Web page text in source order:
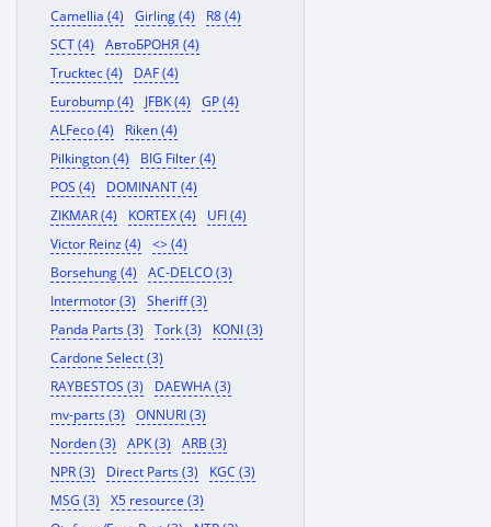
Camellia (4)
Girling (4)
R8 (4)
SCT (4)
АвтоБРОНЯ (4)
Trucktec (4)
DAF (4)
Eurobump (4)
JFBK (4)
GP (4)
ALFeco (4)
Riken (4)
Pilkington (4)
BIG Filter (4)
POS (4)
DOMINANT (4)
ZIKMAR (4)
KORTEX (4)
UFI (4)
Victor Reinz (4)
<> (4)
Borsehung (4)
AC-DELCO (3)
Intermotor (3)
Sheriff (3)
Panda Parts (3)
Tork (3)
KONI (3)
Cardone Select (3)
RAYBESTOS (3)
DAEWHA (3)
mv-parts (3)
ONNURI (3)
Norden (3)
APK (3)
ARB (3)
NPR (3)
Direct Parts (3)
KGC (3)
MSG (3)
X5 resource (3)